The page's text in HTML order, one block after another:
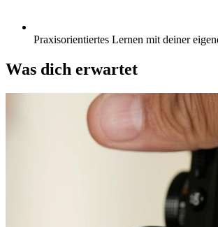
Praxisorientiertes Lernen mit deiner
Was dich erwartet